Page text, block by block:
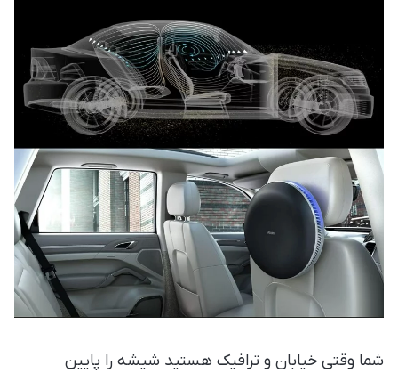
شما وقتی خیابان و ترافیک هستید شیشه را پایین